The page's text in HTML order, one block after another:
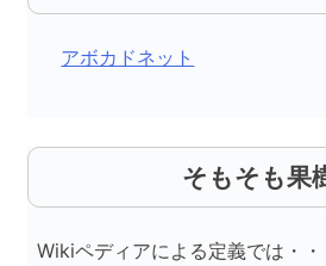
アボカドネット
そもそも果
Wikiペディアによる定義では・